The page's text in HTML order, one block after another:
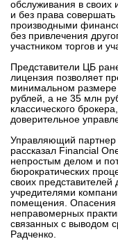
Интервью
вконтакте
телеграм
Стать
Вход
обслуживания в своих
и без права
производными
без привлечения
участником торгов и
Представители ЦБ
лицензия позволяет
минимальном размере
рублей, а не 35 млн
классического
доверительное
Управляющий партнер
рассказал Financial
непростым делом и
бюрократических
своих представителей
учредителями
помещения. Опасения
неправомерных
связанных с выводом
Радченко.